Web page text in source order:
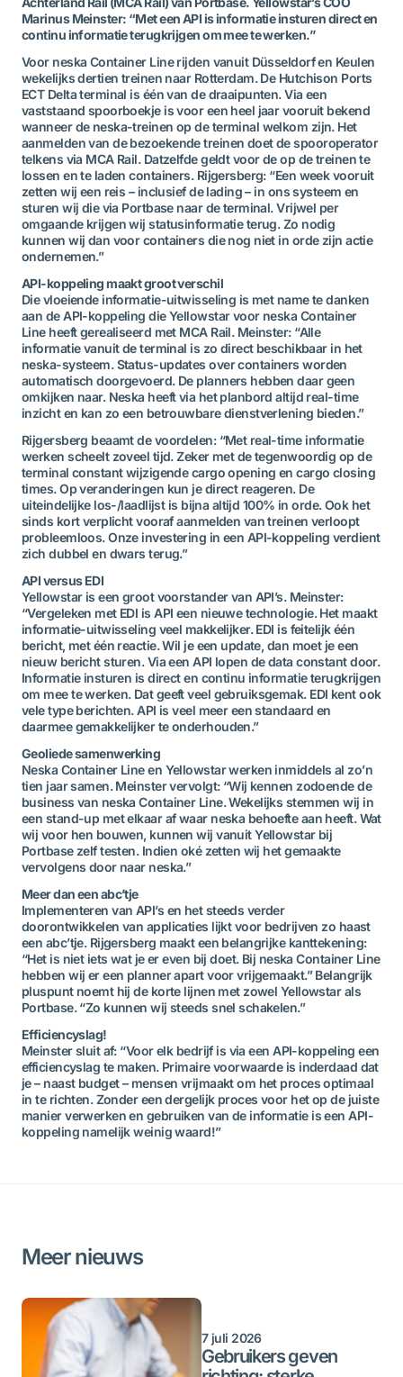
Marinus Meinster: “Met een API is informatie insturen direct en
continu informatie terugkrijgen om mee te werken.”
Voor neska Container Line rijden vanuit Düsseldorf en Keulen
wekelijks dertien treinen naar Rotterdam. De Hutchison Ports
ECT Delta terminal is één van de draaipunten. Via een
vaststaand spoorboekje is voor een heel jaar vooruit bekend
wanneer de neska-treinen op de terminal welkom zijn. Het
aanmelden van de bezoekende treinen doet de spooroperator
telkens via MCA Rail. Datzelfde geldt voor de op de treinen te
lossen en te laden containers. Rijgersberg: “Een week vooruit
zetten wij een reis – inclusief de lading – in ons systeem en
sturen wij die via Portbase naar de terminal. Vrijwel per
omgaande krijgen wij statusinformatie terug. Zo nodig
kunnen wij dan voor containers die nog niet in orde zijn actie
ondernemen.”
API-koppeling maakt groot verschil
Die vloeiende informatie-uitwisseling is met name te danken
aan de API-koppeling die Yellowstar voor neska Container
Line heeft gerealiseerd met MCA Rail. Meinster: “Alle
informatie vanuit de terminal is zo direct beschikbaar in het
neska-systeem. Status-updates over containers worden
automatisch doorgevoerd. De planners hebben daar geen
omkijken naar. Neska heeft via het planbord altijd real-time
inzicht en kan zo een betrouwbare dienstverlening bieden.”
Rijgersberg beaamt de voordelen: “Met real-time informatie
werken scheelt zoveel tijd. Zeker met de tegenwoordig op de
terminal constant wijzigende cargo opening en cargo closing
times. Op veranderingen kun je direct reageren. De
uiteindelijke los-/laadlijst is bijna altijd 100% in orde. Ook het
sinds kort verplicht vooraf aanmelden van treinen verloopt
probleemloos. Onze investering in een API-koppeling verdient
zich dubbel en dwars terug.”
API versus EDI
Yellowstar is een groot voorstander van API’s. Meinster:
“Vergeleken met EDI is API een nieuwe technologie. Het maakt
informatie-uitwisseling veel makkelijker. EDI is feitelijk één
bericht, met één reactie. Wil je een update, dan moet je een
nieuw bericht sturen. Via een API lopen de data constant door.
Informatie insturen is direct en continu informatie terugkrijgen
om mee te werken. Dat geeft veel gebruiksgemak. EDI kent ook
vele type berichten. API is veel meer een standaard en
daarmee gemakkelijker te onderhouden.”
Geoliede samenwerking
Neska Container Line en Yellowstar werken inmiddels al zo’n
tien jaar samen. Meinster vervolgt: “Wij kennen zodoende de
business van neska Container Line. Wekelijks stemmen wij in
een stand-up met elkaar af waar neska behoefte aan heeft. Wat
wij voor hen bouwen, kunnen wij vanuit Yellowstar bij
Portbase zelf testen. Indien oké zetten wij het gemaakte
vervolgens door naar neska.”
Meer dan een abc’tje
Implementeren van API’s en het steeds verder
doorontwikkelen van applicaties lijkt voor bedrijven zo haast
een abc’tje. Rijgersberg maakt een belangrijke kanttekening:
“Het is niet iets wat je er even bij doet. Bij neska Container Line
hebben wij er een planner apart voor vrijgemaakt.” Belangrijk
pluspunt noemt hij de korte lijnen met zowel Yellowstar als
Portbase. “Zo kunnen wij steeds snel schakelen.”
Efficiencyslag!
Meinster sluit af: “Voor elk bedrijf is via een API-koppeling een
efficiencyslag te maken. Primaire voorwaarde is inderdaad dat
je – naast budget – mensen vrijmaakt om het proces optimaal
in te richten. Zonder een dergelijk proces voor het op de juiste
manier verwerken en gebruiken van de informatie is een API-
koppeling namelijk weinig waard!”
Meer nieuws
7 juli 2026
Gebruikers geven